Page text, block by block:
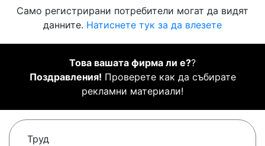
Само регистрирани потребители могат да видят
данните. Натиснете тук за да влезете
Това вашата фирма ли е??
Поздравления! Проверете как да събирате
рекламни материали!
Труд